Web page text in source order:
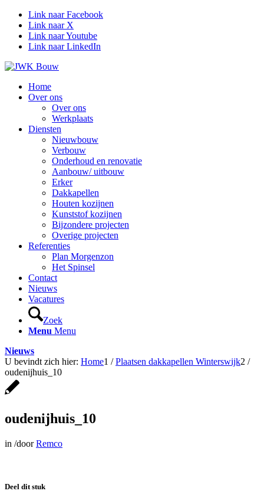
Link naar Facebook
Link naar X
Link naar Youtube
Link naar LinkedIn
Home
Over ons
Over ons
Werkplaats
Diensten
Nieuwbouw
Verbouw
Onderhoud en renovatie
Aanbouw/ uitbouw
Erker
Dakkapellen
Houten kozijnen
Kunststof kozijnen
Bijzondere projecten
Overige projecten
Referenties
Plan Morgenzon
Het Spinsel
Contact
Nieuws
Vacatures
Zoek
Menu Menu
Nieuws
U bevindt zich hier: Home1 / Plaatsen dakkapellen Winterswijk2 /
oudenijhuis_10
oudenijhuis_10
in /doorRemco
Deel dit stuk